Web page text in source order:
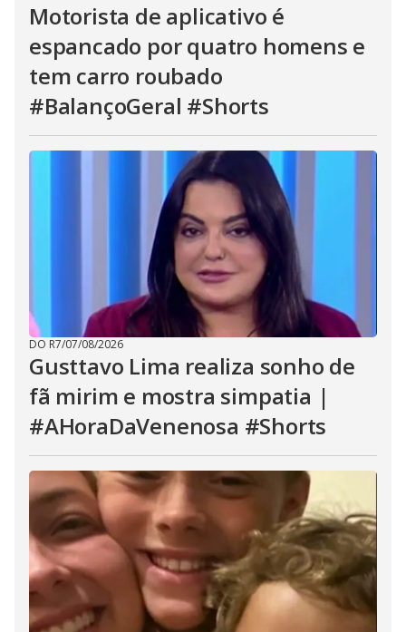
Motorista de aplicativo é
espancado por quatro homens e
tem carro roubado
#BalançoGeral #Shorts
DO R7/07/08/2026
Gusttavo Lima realiza sonho de
fã mirim e mostra simpatia |
#AHoraDaVenenosa #Shorts